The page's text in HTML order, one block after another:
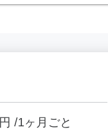
円 /1ヶ月ごと